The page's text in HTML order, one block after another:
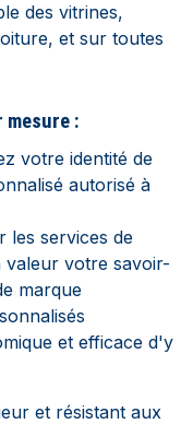
des vitrines,
et sur toutes
:
votre identité de
autorisé à
les services de
valeur votre savoir-
marque
et efficace d'y
et résistant aux